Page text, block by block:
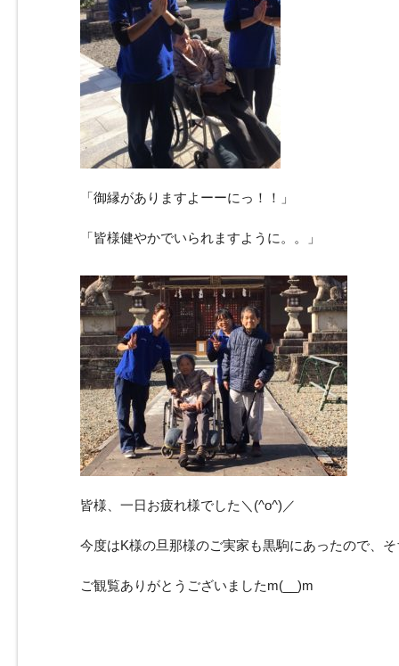
「御縁がありますよーーにっ！！」
「皆様健やかでいられますように。。」
皆様、一日お疲れ様でした＼(^o^)／
今度はK様の旦那様のご実家も黒駒にあったので、
ご観覧ありがとうございましたm(__)m